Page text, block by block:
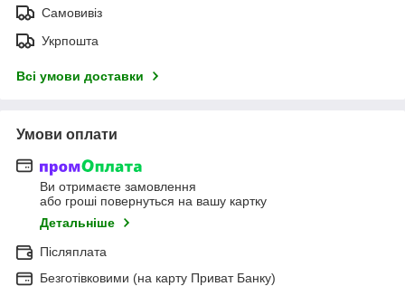
Самовивіз
Укрпошта
Всі умови доставки
Умови оплати
Ви отримаєте замовлення
або гроші повернуться на вашу картку
Детальніше
Післяплата
Безготівковими (на карту Приват Банку)